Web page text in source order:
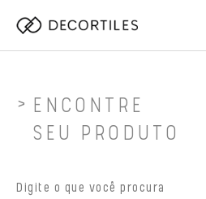
ENCONTRE
SEU PRODUTO